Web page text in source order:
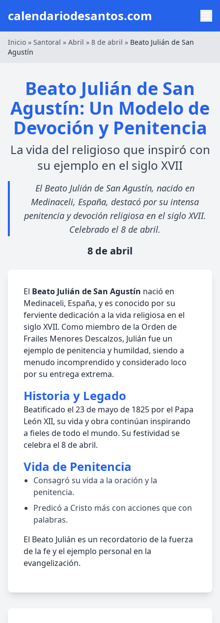
calendariodesantos.com
Inicio » Santoral » Abril » 8 de abril » Beato Julián de San
Agustín
Beato Julián de San
Agustín: Un Modelo de
Devoción y Penitencia
La vida del religioso que inspiró con
su ejemplo en el siglo XVII
El Beato Julián de San Agustín, nacido en
Medinaceli, España, destacó por su intensa
penitencia y devoción religiosa en el siglo XVII.
Celebrado el 8 de abril.
8 de abril
El Beato Julián de San Agustín nació en
Medinaceli, España, y es conocido por su
ferviente dedicación a la vida religiosa en el
siglo XVII. Como miembro de la Orden de
Frailes Menores Descalzos, Julián fue un
ejemplo de penitencia y humildad, siendo a
menudo incomprendido y considerado loco
por su entrega extrema.
Historia y Legado
Beatificado el 23 de mayo de 1825 por el Papa
León XII, su vida y obra continúan inspirando
a fieles de todo el mundo. Su festividad se
celebra el 8 de abril.
Vida de Penitencia
Consagró su vida a la oración y la
penitencia.
Predicó a Cristo más con acciones que con
palabras.
El Beato Julián es un recordatorio de la fuerza
de la fe y el ejemplo personal en la
evangelización.